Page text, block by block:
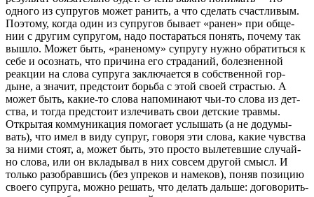
одно­го из супру­гов может ранить, а что сде­лать счаст­ли­вым.
Поэто­му, когда один из супру­гов быва­ет «ранен» при обще­
нии с дру­гим супру­гом, надо поста­рать­ся понять, поче­му так
вышло. Может быть, «ране­но­му» супру­гу нуж­но обра­тить­ся к
себе и осо­знать, что при­чи­на его стра­да­ний, болез­нен­ной
реак­ции на сло­ва супру­га заклю­ча­ет­ся в соб­ствен­ной гор­
дыне, а зна­чит, пред­сто­ит борь­ба с этой сво­ей стра­стью. А
может быть, какие-то сло­ва напо­ми­на­ют чьи-то сло­ва из дет­
ства, и тогда пред­сто­ит изле­чи­вать свои дет­ские трав­мы.
Откры­тая ком­му­ни­ка­ция помо­га­ет услы­шать (а не доду­мы­
вать), что имел в виду супруг, гово­ря эти сло­ва, какие чув­ства
за ними сто­ят, а, может быть, это про­сто выле­тев­шие слу­чай­
но сло­ва, или он вкла­ды­вал в них совсем дру­гой смысл. И
толь­ко разо­брав­шись (без упре­ков и наме­ков), поняв пози­цию
сво­е­го супру­га, мож­но решать, что делать даль­ше: дого­во­рить­